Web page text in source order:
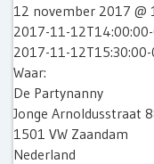
12 november 2017 @
2017-11-
2017-11-
Waar:
De Partynanny
Jonge Arnoldusstraat
1501 VW Zaandam
Nederland